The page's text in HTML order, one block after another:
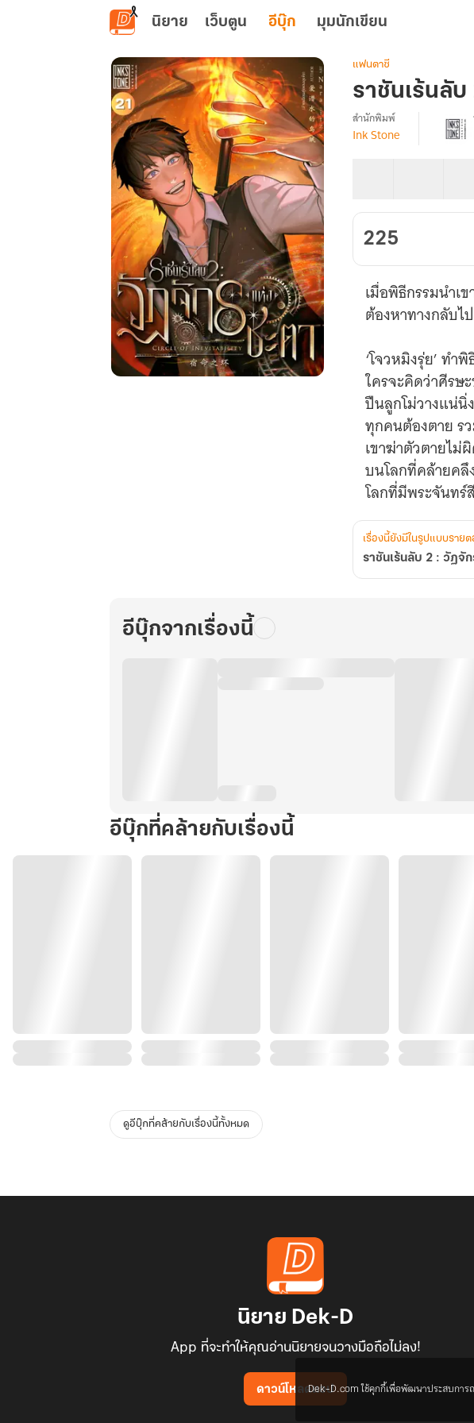
ข้ามไปยังเนื้อหาหลัก
นิยาย เว็บตูน อีบุ๊ก มุมนักเขียน
แฟนตาซี
ราชันเร้นลั
เรื่อง
:
วัฏจักร
แห่ง
ชะตา
Inevitability)
สำนักพิมพ์
Ink Stone
225
เมื่อพิธีกรรมนำเ
ต้องหาทางกลับไ
‘โจวหมิงรุ่ย’ ทำ
ใครจะคิดว่าศีรษ
ปืนลูกโม่วางแน่นิ่
ทุกคนต้องตาย รว
เขาฆ่าตัวตายไม่
บนโลกที่คล้ายคลึ
โลกที่มีพระจันทร์
โจวหมิงรุ่ยกลับพ
เมื่ออดีตมหาจักร
ไดอารี่ที่่ไม่มีผู้ใด
ชายหนุ่มจึงตัดสิน
เรื่องนี้ยังมีในรูปแบบราย
ราชันเร้นลับ 2 : วัฏ
อีบุ๊กจากเรื่องนี้
อีบุ๊กที่คล้ายกับเรื่องนี้
ดูอีบุ๊กที่คล้ายกับเรื่องนี้ทั้งหมด
นิยาย Dek-D
App ที่จะทำให้คุณอ่านนิยายจนวางมือถือไม่ลง!
ดาวน์โหลดแอปDek-D.com ใช้คุกกี้เพื่อพัฒนาประสบการ